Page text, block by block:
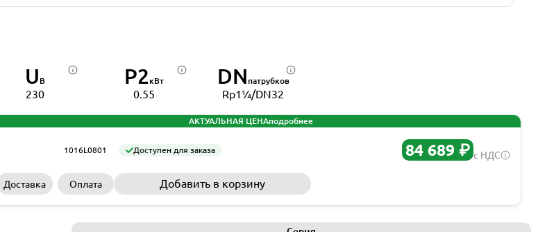
U В
230
P2кВт
0.55
DN патрубков
Rp1¼/DN32
АКТУАЛЬНАЯ ЦЕНАподробнее
1016L0801 Доступен для заказа 84 689 ₽ с НДС
Доставка Оплата Добавить в корзину